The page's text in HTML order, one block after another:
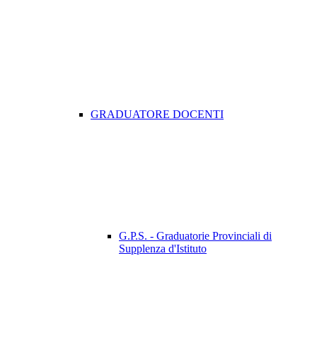
GRADUATORE DOCENTI
G.P.S. - Graduatorie Provinciali di
Supplenza d'Istituto